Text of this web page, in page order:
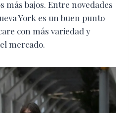
más bajos. Entre novedades
York es un buen punto
con más variedad y
mercado.